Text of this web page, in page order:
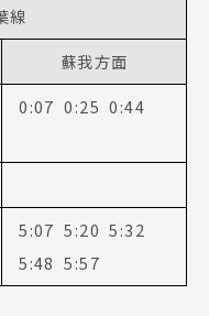
線
蘇我方面
0:07 0:25 0:44
5:07 5:20 5:32
5:48 5:57